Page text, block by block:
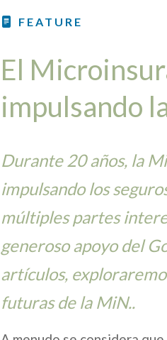
FEATURE
El
impulsando
Durante 20 años, la
impulsando los
múltiples partes
generoso apoyo del
artículos,
futuras de la MiN..